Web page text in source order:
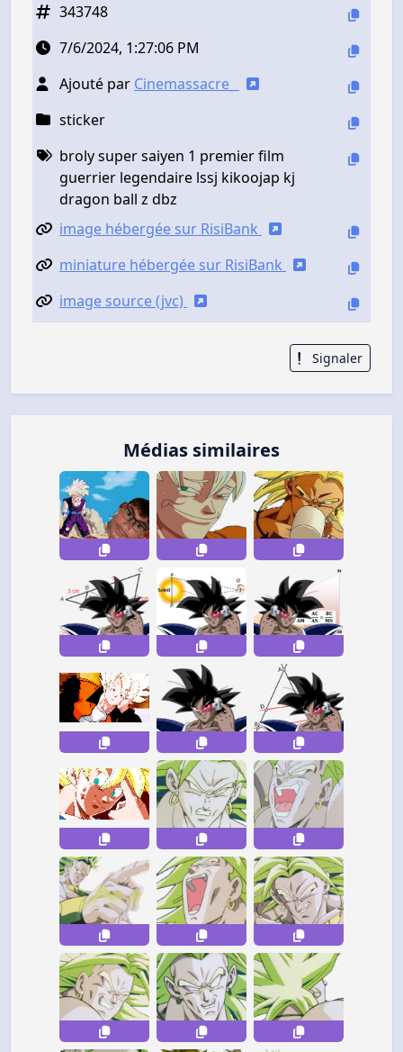
343748
7/6/2024, 1:27:06 PM
Ajouté par Cinemassacre_
sticker
broly super saiyen 1 premier film
guerrier legendaire lssj kikoojap kj
dragon ball z dbz
image hébergée sur RisiBank
miniature hébergée sur RisiBank
image source (jvc)
Signaler
Médias similaires